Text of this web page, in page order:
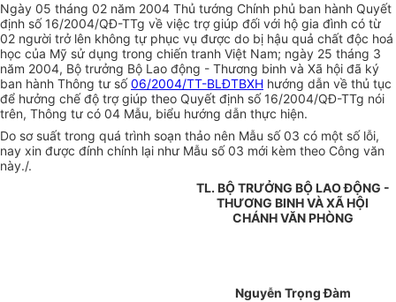
Ngày 05 tháng 02 năm 2004 Thủ tướng Chính phủ ban hành Quyết
định số 16/2004/QĐ-TTg về việc trợ giúp đối với hộ gia đình có từ
02 người trở lên không tự phục vụ được do bị hậu quả chất độc hoá
học của Mỹ sử dụng trong chiến tranh Việt Nam; ngày 25 tháng 3
năm 2004, Bộ trưởng Bộ Lao động - Thương binh và Xã hội đã ký
ban hành Thông tư số06/2004/TT-BLĐTBXH hướng dẫn về thủ tục
để hưởng chế độ trợ giúp theo Quyết định số 16/2004/QĐ-TTg nói
trên, Thông tư có 04 Mẫu, biểu hướng dẫn thực hiện.
Do sơ suất trong quá trình soạn thảo nên Mẫu số 03 có một số lỗi,
nay xin được đính chính lại như Mẫu số 03 mới kèm theo Công văn
này./.
TL. BỘ TRƯỞNG BỘ LAO ĐỘNG -
THƯƠNG BINH VÀ XÃ HỘI
CHÁNH VĂN PHÒNG
Nguyễn Trọng Đàm